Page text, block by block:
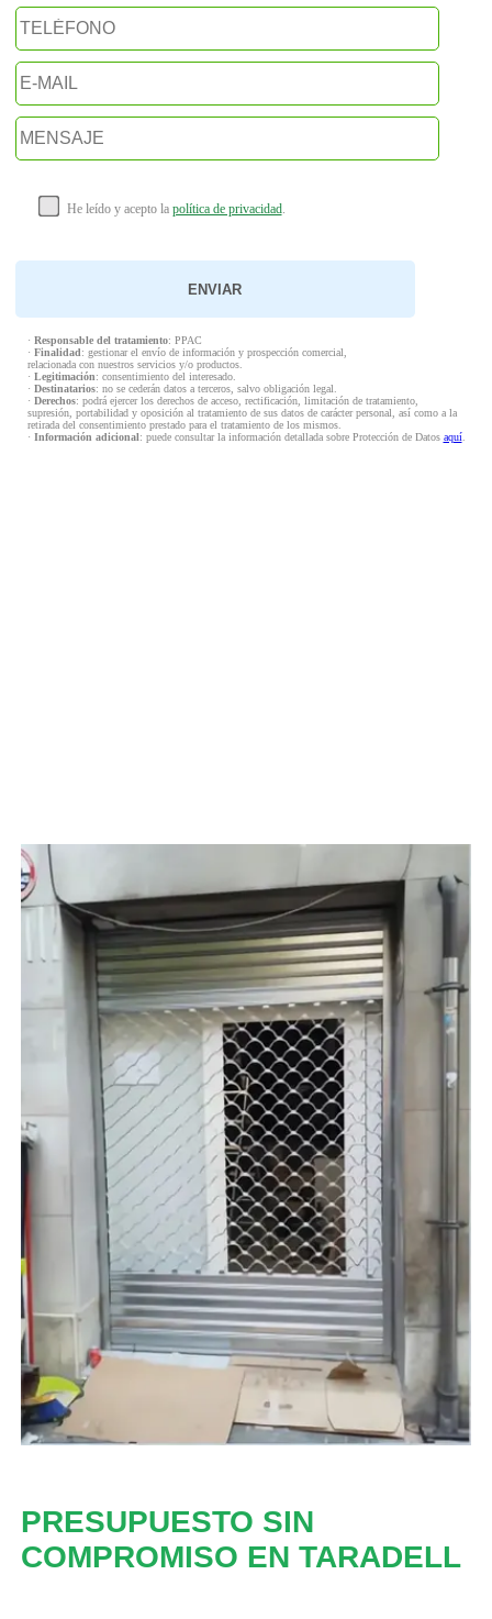
He leído y acepto la política de privacidad.
· Responsable del tratamiento: PPAC
· Finalidad: gestionar el envío de información y prospección comercial,
relacionada con nuestros servicios y/o productos.
· Legitimación: consentimiento del interesado.
· Destinatarios: no se cederán datos a terceros, salvo obligación legal.
· Derechos: podrá ejercer los derechos de acceso, rectificación, limitación de tratamiento,
supresión, portabilidad y oposición al tratamiento de sus datos de carácter personal, así como a la
retirada del consentimiento prestado para el tratamiento de los mismos.
· Información adicional: puede consultar la información detallada sobre Protección de Datos aquí.
PRESUPUESTO SIN
COMPROMISO EN TARADELL